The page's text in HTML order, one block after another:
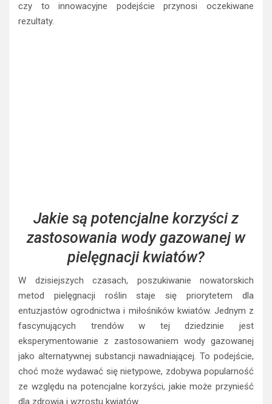
czy to innowacyjne podejście przynosi oczekiwane
rezultaty.
Jakie są potencjalne korzyści z
zastosowania wody gazowanej w
pielęgnacji kwiatów?
W dzisiejszych czasach, poszukiwanie nowatorskich
metod pielęgnacji roślin staje się priorytetem dla
entuzjastów ogrodnictwa i miłośników kwiatów. Jednym z
fascynujących trendów w tej dziedzinie jest
eksperymentowanie z zastosowaniem wody gazowanej
jako alternatywnej substancji nawadniającej. To podejście,
choć może wydawać się nietypowe, zdobywa popularność
ze względu na potencjalne korzyści, jakie może przynieść
dla zdrowia i wzrostu kwiatów.